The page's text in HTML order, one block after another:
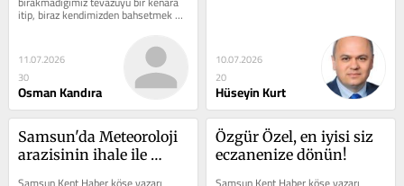
itip, biraz kendimizden bahsetmek
istiyorum. Bunun hikmeti ve nedeni...
11.07.2026
30
Osman Kandıra
10.07.2026
20
Hüseyin Kurt
Samsun'da Meteoroloji
arazisinin ihale ile
Özgür Özel, en iyisi siz
eczanenize dönün!